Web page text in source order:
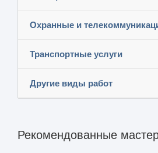
Охранные и
Транспортные услуги
Другие виды работ
Рекомендованные